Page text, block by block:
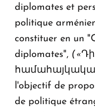
diplomates et
politique
constituer en un
diplomates",
l'objectif de
de politique